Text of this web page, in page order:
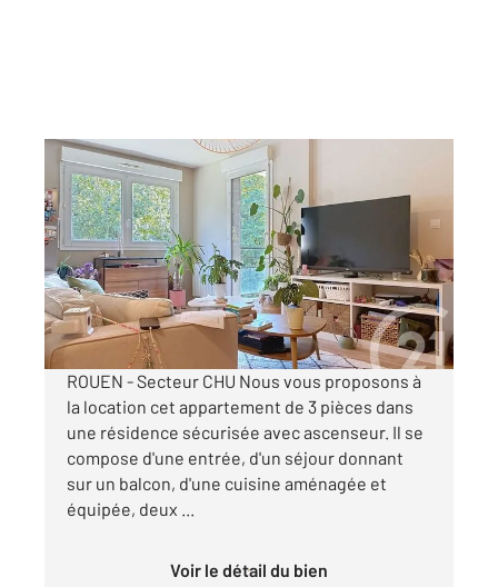
ROUEN 76
55,45 m
2, 3 pièces
Ref : 34391
Appartement T3 à louer
742 €
par mois charges comprises
ROUEN - Secteur CHU Nous vous proposons à
la location cet appartement de 3 pièces dans
une résidence sécurisée avec ascenseur. Il se
compose d'une entrée, d'un séjour donnant
sur un balcon, d'une cuisine aménagée et
équipée, deux ...
Voir le détail du bien